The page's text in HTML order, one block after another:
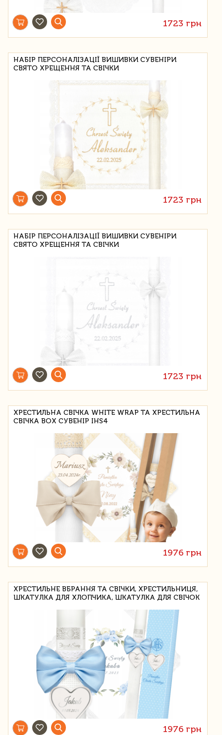
1723 грн
НАБІР ПЕРСОНАЛІЗАЦІЇ ВИШИВКИ СУВЕНІРИ
СВЯТО ХРЕЩЕННЯ ТА СВІЧКИ
1723 грн
НАБІР ПЕРСОНАЛІЗАЦІЇ ВИШИВКИ СУВЕНІРИ
СВЯТО ХРЕЩЕННЯ ТА СВІЧКИ
1723 грн
ХРЕСТИЛЬНА СВІЧКА WHITE WRAP ТА ХРЕСТИЛЬНА
СВІЧКА BOX СУВЕНІР IHS4
1976 грн
ХРЕСТИЛЬНЕ ВБРАННЯ ТА СВІЧКИ, ХРЕСТИЛЬНИЦЯ,
ШКАТУЛКА ДЛЯ ХЛОПЧИКА, ШКАТУЛКА ДЛЯ СВІЧОК
1976 грн